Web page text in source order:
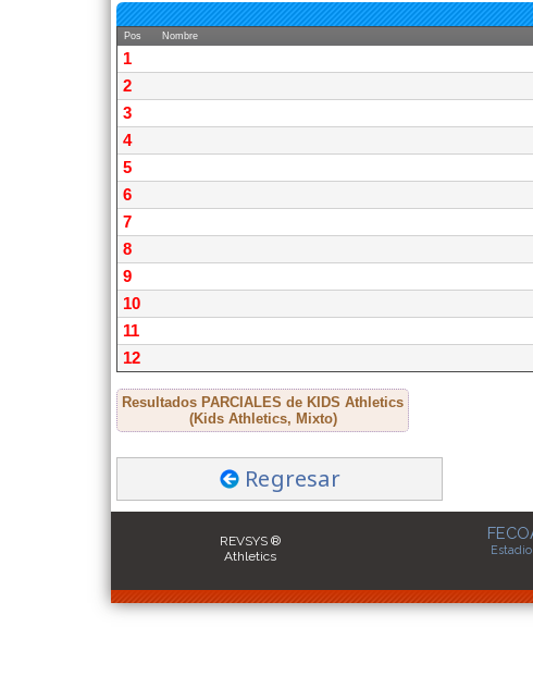
Pos Nombre
1
2
3
4
5
6
7
8
9
10
11
12
Resultados PARCIALES de KIDS Athletics
(Kids Athletics, Mixto)
Regresar
REVSYS ®
Athletics